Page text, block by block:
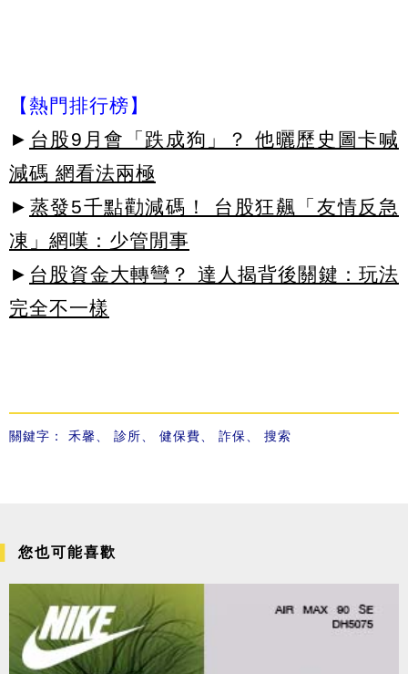
【熱門排行榜】
► 台股9月會「跌成狗」？ 他曬歷史圖卡喊
減碼 網看法兩極
► 蒸發5千點勸減碼！ 台股狂飆「友情反急
凍」網嘆：少管閒事
► 台股資金大轉彎？ 達人揭背後關鍵：玩法
完全不一樣
關鍵字： 禾馨 診所 健保費 詐保 搜索
您也可能喜歡